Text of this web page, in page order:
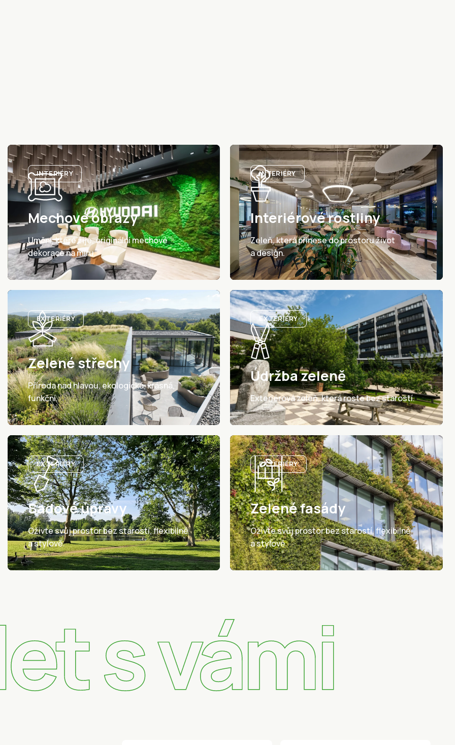
INTERIÉRY
Mechové obrazy
Umění, které žije, originální mechové
dekorace na míru.
INTERIÉRY
Interiérové rostliny
Zeleň, která přinese do prostoru život
a design.
EXTERIÉRY
Zelené střechy
Příroda nad hlavou, ekologická, krásná,
funkční.
EXTERIÉRY
Údržba zeleně
Exteriérová zeleň, která roste bez starostí.
EXTERIÉRY
Sadové úpravy
Oživte svůj prostor bez starostí, flexibilně
a stylově.
EXTERIÉRY
Zelené fasády
Oživte svůj prostor bez starostí, flexibilně
a stylově.